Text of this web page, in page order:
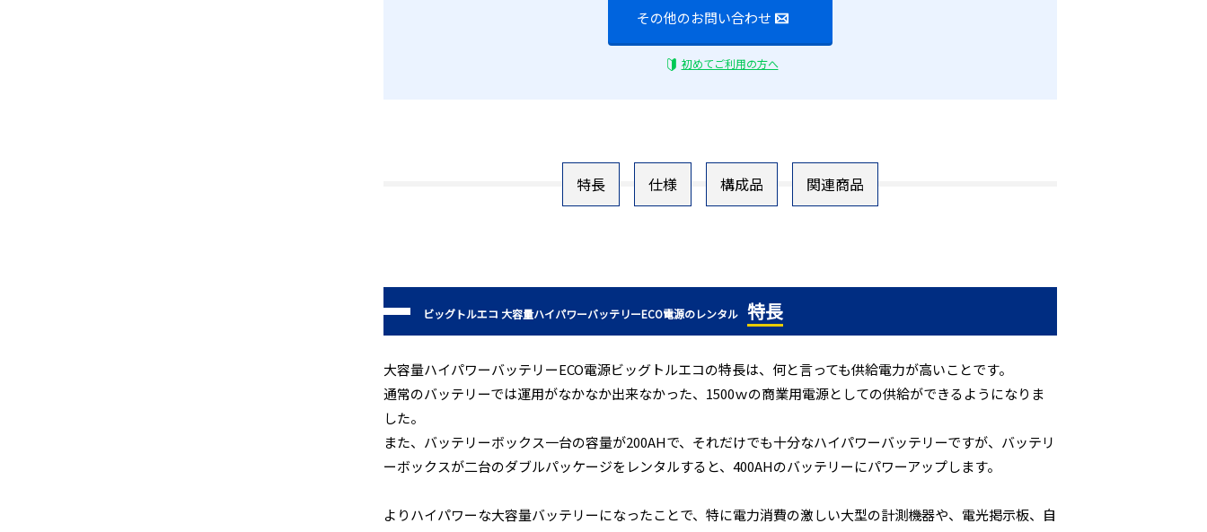
その他のお問い合わせ
初めてご利用の方へ
特長 仕様 構成品 関連商品
ビッグトルエコ 大容量ハイパワーバッテリーECO電源のレンタル 特長
大容量ハイパワーバッテリーECO電源ビッグトルエコの特長は、何と言っても供給電力が高いことです。
通常のバッテリーでは運用がなかなか出来なかった、1500ｗの商業用電源としての供給ができるようになりま
した。
また、バッテリーボックス一台の容量が200AHで、それだけでも十分なハイパワーバッテリーですが、バッテリ
ーボックスが二台のダブルパッケージをレンタルすると、400AHのバッテリーにパワーアップします。
よりハイパワーな大容量バッテリーになったことで、特に電力消費の激しい大型の計測機器や、電光掲示板、自